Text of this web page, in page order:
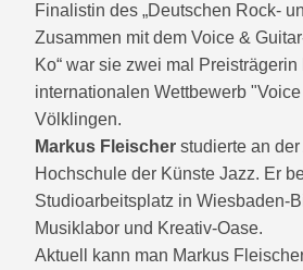
Finalistin des „Deutschen Rock-
Zusammen mit dem Voice &
Ko“ war sie zwei mal Preisträgerin
internationalen Wettbewerb
Völklingen.
Markus Fleischer studierte an
Hochschule der Künste Jazz. Er
Studioarbeitsplatz in Wiesbaden-
Musiklabor und Kreativ-Oase.
Aktuell kann man Markus